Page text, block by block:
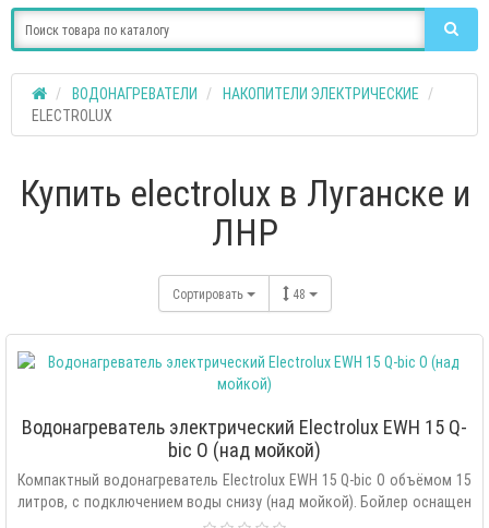
ВОДОНАГРЕВАТЕЛИ
НАКОПИТЕЛИ ЭЛЕКТРИЧЕСКИЕ
ELECTROLUX
Купить electrolux в Луганске и
ЛНР
Сортировать 48
Водонагреватель электрический Electrolux EWH 15 Q-
bic O (над мойкой)
Компактный водонагреватель Electrolux EWH 15 Q-bic O объёмом 15
литров, с подключением воды снизу (над мойкой). Бойлер оснащен